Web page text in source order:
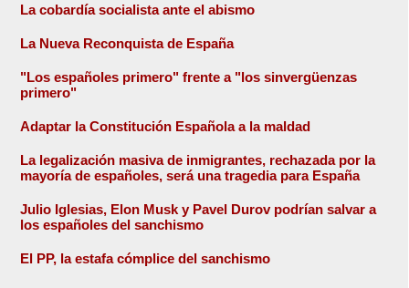
La cobardía socialista ante el abismo
La Nueva Reconquista de España
"Los españoles primero" frente a "los sinvergüenzas
primero"
Adaptar la Constitución Española a la maldad
La legalización masiva de inmigrantes, rechazada por la
mayoría de españoles, será una tragedia para España
Julio Iglesias, Elon Musk y Pavel Durov podrían salvar a
los españoles del sanchismo
El PP, la estafa cómplice del sanchismo